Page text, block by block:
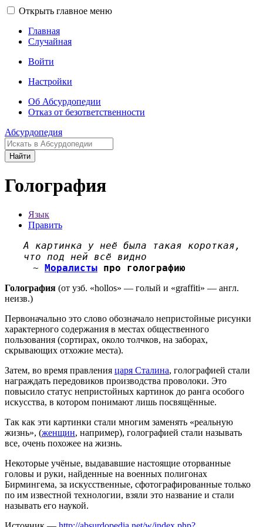
Открыть главное меню
Главная
Случайная
Войти
Настройки
Об Абсурдопедии
Отказ от безответственности
Абсурдопедия
Найти
Голография
Язык
Править
А картинка у неё была такая короткая,
что под ней всё видно
~ Моралисты про голографию
Голография (от узб. «hollos» — голый и «graffiti» — англ.
неизв.)
Первоначально это слово обозначало непристойные рисунки
характерного содержания в местах общественного
пользования (сортирах, около толчков, на заборах,
скрывающих отхожие места).
Затем, во время правления царя Сталина, голографией стали
награждать передовиков производства проволоки. Это
повысило статус непристойных картинок до ранга особого
искусства, в котором понимают лишь посвящённые.
Так как эти картинки стали многим заменять «реальную
жизнь», (женщин, например), голографией стали называть
все, очень похожее на жизнь.
Некоторые учёные, выдававшие настоящие оторванные
головы и руки, найденные на военных полигонах
Бирмингема, за искусственные, сфотографированные только
по им известной технологии, взяли это название и стали
называть его наукой.